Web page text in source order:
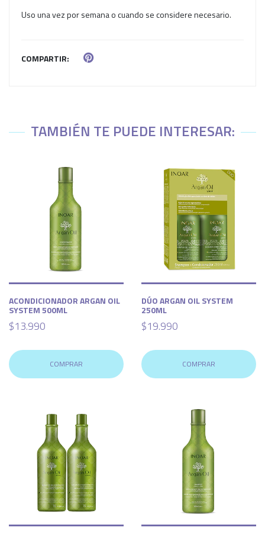
Uso una vez por semana o cuando se considere necesario.
COMPARTIR:
TAMBIÉN TE PUEDE INTERESAR:
ACONDICIONADOR ARGAN OIL
SYSTEM 500ML
$13.990
COMPRAR
DÚO ARGAN OIL SYSTEM
250ML
$19.990
COMPRAR